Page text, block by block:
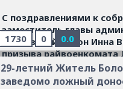
С поздравлениями к
заместитель главы
Киреевский район Инна
призыва райвоенкомата
председатель общества
Игорь Павлов....Читать
1730 0 0.0
29-летний Житель
заведомо ложный